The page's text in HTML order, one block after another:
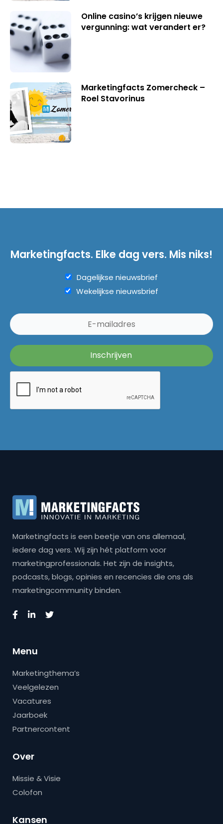
Online casino’s krijgen nieuwe
vergunning: wat verandert er?
Marketingfacts Zomercheck –
Roel Stavorinus
Marketingfacts. Elke dag vers. Mis niks!
Dagelijkse nieuwsbrief
Wekelijkse nieuwsbrief
Marketingfacts is een beetje van ons allemaal,
iedere dag vers. Wij zijn hét platform voor
marketingprofessionals. Het zijn de insights,
podcasts, blogs, opinies en recencies die ons als
marketingcommunity binden.
Menu
Marketingthema’s
Veelgelezen
Vacatures
Jaarboek
Partnercontent
Over
Missie & Visie
Colofon
Kansen